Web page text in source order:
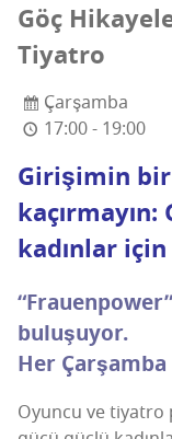
Göç
Tiyatro
Çarşamba
17:00 - 19:00
Giri­şi­min bir
kadın­lar
buluşuyor.
Her
Oyun­cu ve tiyat­ro